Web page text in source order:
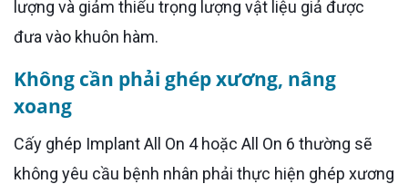
lượng và giảm thiểu trọng lượng vật liệu giả được
đưa vào khuôn hàm.
Không cần phải ghép xương, nâng
xoang
Cấy ghép Implant All On 4 hoặc All On 6 thường sẽ
không yêu cầu bệnh nhân phải thực hiện ghép xương